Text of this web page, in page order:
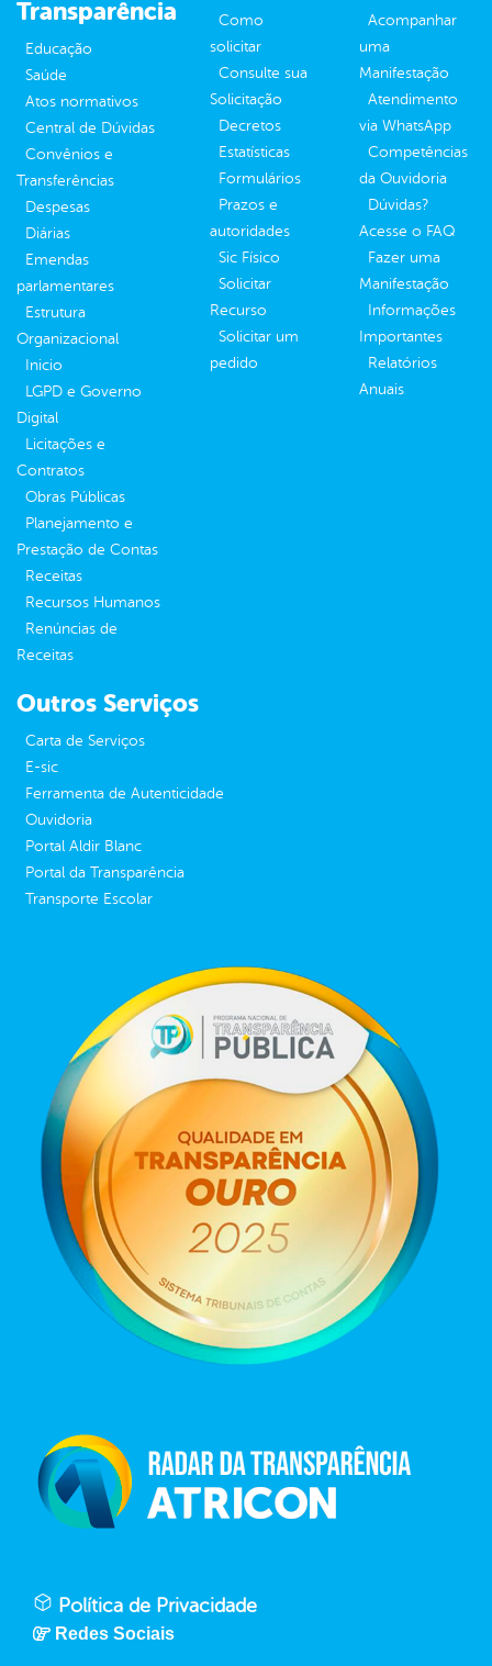
Transparência
Educação
Saúde
Atos normativos
Central de Dúvidas
Convênios e
Transferências
Despesas
Diárias
Emendas
parlamentares
Estrutura
Organizacional
Inicio
LGPD e Governo
Digital
Licitações e
Contratos
Obras Públicas
Planejamento e
Prestação de Contas
Receitas
Recursos Humanos
Renúncias de
Receitas
Como
solicitar
Consulte sua
Solicitação
Decretos
Estatísticas
Formulários
Prazos e
autoridades
Sic Físico
Solicitar
Recurso
Solicitar um
pedido
Acompanhar
uma
Manifestação
Atendimento
via WhatsApp
Competências
da Ouvidoria
Dúvidas?
Acesse o FAQ
Fazer uma
Manifestação
Informações
Importantes
Relatórios
Anuais
Outros Serviços
Carta de Serviços
E-sic
Ferramenta de Autenticidade
Ouvidoria
Portal Aldir Blanc
Portal da Transparência
Transporte Escolar
Política de Privacidade
Redes Sociais